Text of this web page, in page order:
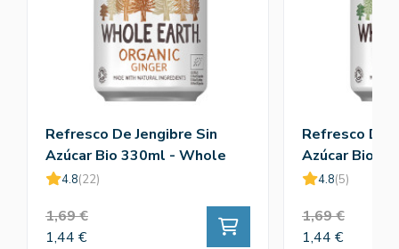
Refresco De Jengibre Sin
Azúcar Bio 330ml - Whole
4.8(22)
1,69 €
1,44 €
Refresco De
Azúcar Bio
4.8(5)
1,69 €
1,44 €